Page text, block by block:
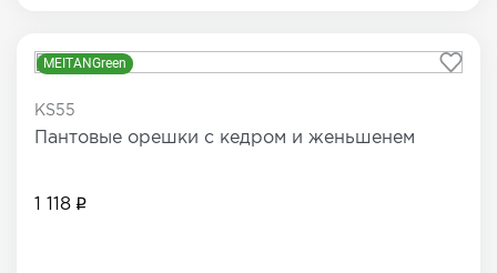
MEITANGreen
KS55
Пантовые орешки с кедром и женьшенем
1 118